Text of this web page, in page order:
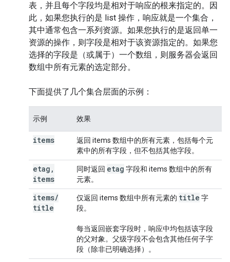
表，并且每个字段均是相对于响应的根来指定的。因
此，如果您执行的是 list 操作，响应就是一个集合，
其中通常包含一系列资源。如果您执行的是返回单一
资源的操作，则字段是相对于该资源指定的。如果您
选择的字段是（或属于）一个数组，则服务器会返回
数组中所有元素的选定部分。
下面提供了几个集合层面的示例：
示例 效果
items
返回 items 数组中的所有元素，包括每个元
素中的所有字段，但不包括其他字段。
etag ,
items
同时返回 etag 字段和 items 数组中的所有
元素。
items/
title
仅返回 items 数组中所有元素的 title 字
段。
每当返回嵌套字段时，响应中均包括该字段
的父对象。父级字段不会包含其他任何子字
段（除非已明确选择）。